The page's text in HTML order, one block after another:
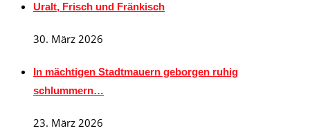
Uralt, Frisch und Fränkisch
30. März 2026
In mächtigen Stadtmauern geborgen ruhig
schlummern…
23. März 2026